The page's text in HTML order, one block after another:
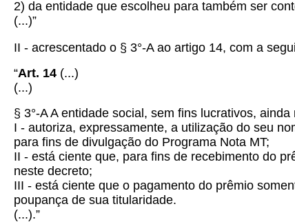
2) da entidade que escolheu para também ser
(...)”
II - acrescentado o § 3°-A ao artigo 14, com a
“Art. 14 (...)
(...)
§ 3°-A A entidade social, sem fins lucrativos,
I - autoriza, expressamente, a utilização do seu
para fins de divulgação do Programa Nota MT;
II - está ciente que, para fins de recebimento do
neste decreto;
III - está ciente que o pagamento do prêmio
poupança de sua titularidade.
(...).”